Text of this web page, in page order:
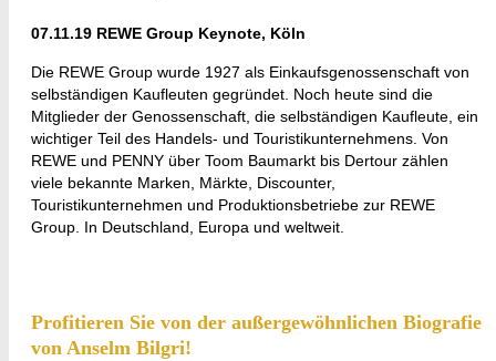
07.11.19 REWE Group Keynote, Köln
Die REWE Group wurde 1927 als Einkaufsgenossenschaft von
selbständigen Kaufleuten gegründet. Noch heute sind die
Mitglieder der Genossenschaft, die selbständigen Kaufleute, ein
wichtiger Teil des Handels- und Touristikunternehmens. Von
REWE und PENNY über Toom Baumarkt bis Dertour zählen
viele bekannte Marken, Märkte, Discounter,
Touristikunternehmen und Produktionsbetriebe zur REWE
Group. In Deutschland, Europa und weltweit.
Profitieren Sie von der außergewöhnlichen Biografie
von Anselm Bilgri!